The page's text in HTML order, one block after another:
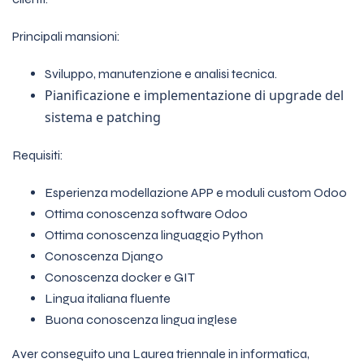
Principali mansioni:
Sviluppo, manutenzione e analisi tecnica.
Pianificazione e implementazione di upgrade del
sistema e patching
Requisiti:
Esperienza modellazione APP e moduli custom Odoo
Ottima conoscenza software Odoo
Ottima conoscenza linguaggio Python
Conoscenza Django
Conoscenza docker e GIT
Lingua italiana fluente
Buona conoscenza lingua inglese
Aver conseguito una Laurea triennale in informatica,